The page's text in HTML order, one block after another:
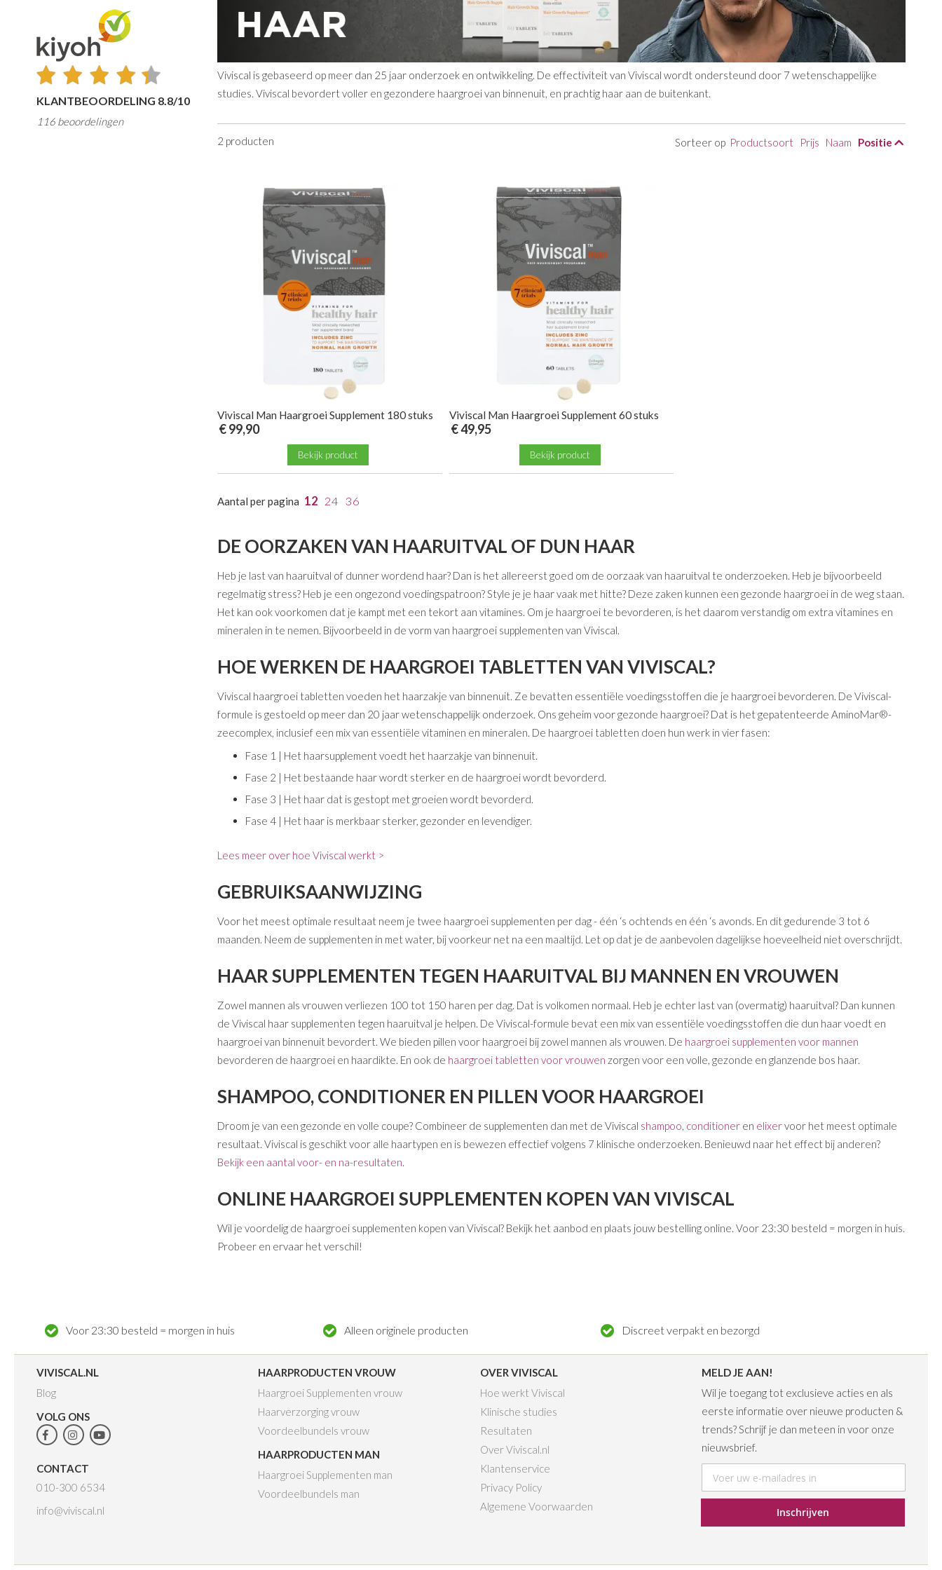
Viviscal is gebaseerd op meer dan 25 jaar onderzoek en ontwikkeling. De effectiviteit van Viviscal wordt ondersteund door 7 wetenschappelijke
studies. Viviscal bevordert voller en gezondere haargroei van binnenuit, en prachtig haar aan de buitenkant.
2 producten Sorteer op Productsoort Prijs Naam Positie
Viviscal Man Haargroei Supplement 180 stuks
€ 99,90
Bekijk product
Viviscal Man Haargroei Supplement 60 stuks
€ 49,95
Bekijk product
Aantal per pagina 12 24 36
DE OORZAKEN VAN HAARUITVAL OF DUN HAAR
Heb je last van haaruitval of dunner wordend haar? Dan is het allereerst goed om de oorzaak van haaruitval te onderzoeken. Heb je bijvoorbeeld
regelmatig stress? Heb je een ongezond voedingspatroon? Style je je haar vaak met hitte? Deze zaken kunnen een gezonde haargroei in de weg staan.
Het kan ook voorkomen dat je kampt met een tekort aan vitamines. Om je haargroei te bevorderen, is het daarom verstandig om extra vitamines en
mineralen in te nemen. Bijvoorbeeld in de vorm van haargroei supplementen van Viviscal.
HOE WERKEN DE HAARGROEI TABLETTEN VAN VIVISCAL?
Viviscal haargroei tabletten voeden het haarzakje van binnenuit. Ze bevatten essentiële voedingsstoffen die je haargroei bevorderen. De Viviscal-
formule is gestoeld op meer dan 20 jaar wetenschappelijk onderzoek. Ons geheim voor gezonde haargroei? Dat is het gepatenteerde AminoMar®-
zeecomplex, inclusief een mix van essentiële vitaminen en mineralen. De haargroei tabletten doen hun werk in vier fasen:
Fase 1 | Het haarsupplement voedt het haarzakje van binnenuit.
Fase 2 | Het bestaande haar wordt sterker en de haargroei wordt bevorderd.
Fase 3 | Het haar dat is gestopt met groeien wordt bevorderd.
Fase 4 | Het haar is merkbaar sterker, gezonder en levendiger.
Lees meer over hoe Viviscal werkt >
GEBRUIKSAANWIJZING
Voor het meest optimale resultaat neem je twee haargroei supplementen per dag - één ‘s ochtends en één ‘s avonds. En dit gedurende 3 tot 6
maanden. Neem de supplementen in met water, bij voorkeur net na een maaltijd. Let op dat je de aanbevolen dagelijkse hoeveelheid niet overschrijdt.
HAAR SUPPLEMENTEN TEGEN HAARUITVAL BIJ MANNEN EN VROUWEN
Zowel mannen als vrouwen verliezen 100 tot 150 haren per dag. Dat is volkomen normaal. Heb je echter last van (overmatig) haaruitval? Dan kunnen
de Viviscal haar supplementen tegen haaruitval je helpen. De Viviscal-formule bevat een mix van essentiële voedingsstoffen die dun haar voedt en
haargroei van binnenuit bevordert. We bieden pillen voor haargroei bij zowel mannen als vrouwen. De haargroei supplementen voor mannen
bevorderen de haargroei en haardikte. En ook de haargroei tabletten voor vrouwen zorgen voor een volle, gezonde en glanzende bos haar.
SHAMPOO, CONDITIONER EN PILLEN VOOR HAARGROEI
Droom je van een gezonde en volle coupe? Combineer de supplementen dan met de Viviscal shampoo, conditioner en elixervoor het meest optimale
resultaat. Viviscal is geschikt voor alle haartypen en is bewezen effectief volgens 7 klinische onderzoeken. Benieuwd naar het effect bij anderen?
Bekijk een aantal voor- en na-resultaten.
ONLINE HAARGROEI SUPPLEMENTEN KOPEN VAN VIVISCAL
Wil je voordelig de haargroei supplementen kopen van Viviscal? Bekijk het aanbod en plaats jouw bestelling online. Voor 23:30 besteld = morgen in huis.
Probeer en ervaar het verschil!
KLANTBEOORDELING 8.8/10
116 beoordelingen
Voor 23:30 besteld = morgen in huis Alleen originele producten Discreet verpakt en bezorgd
VIVISCAL.NL
Blog
VOLG ONS
CONTACT
010-300 6534
info@viviscal.nl
HAARPRODUCTEN VROUW
Haargroei Supplementen vrouw
Haarverzorging vrouw
Voordeelbundels vrouw
HAARPRODUCTEN MAN
Haargroei Supplementen man
Voordeelbundels man
OVER VIVISCAL
Hoe werkt Viviscal
Klinische studies
Resultaten
Over Viviscal.nl
Klantenservice
Privacy Policy
Algemene Voorwaarden
MELD JE AAN!
Wil je toegang tot exclusieve acties en als
eerste informatie over nieuwe producten &
trends? Schrijf je dan meteen in voor onze
nieuwsbrief.
op
nieuwsbrief
Inschrijven